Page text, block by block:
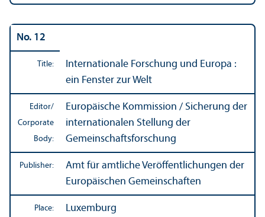
No. 12
Title:
Internationale Forschung und Europa :
ein Fenster zur Welt
Editor/
Corporate
Body:
Europäische Kommission / Sicherung der
internationalen Stellung der
Gemeinschaftsforschung
Publisher:
Amt für amtliche Veröffentlichungen der
Europäischen Gemeinschaften
Place: Luxemburg